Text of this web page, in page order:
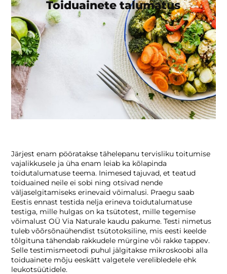
LEIA OMA SUVINE TUGI
VALI TÕHUS OOMEGA-3
BLOGI
KONTAKT
Toitumisnõustamine ja -teraapia
Toidutalumatuse testid
KKK
Toiduainete talumatus
Järjest enam pööratakse tähelepanu tervisliku toitumise
vajalikkusele ja üha enam leiab ka kõlapinda
toidutalumatuse teema. Inimesed tajuvad, et teatud
toiduained neile ei sobi ning otsivad nende
väljaselgitamiseks erinevaid võimalusi. Praegu saab
Eestis ennast testida nelja erineva toidutalumatuse
testiga, mille hulgas on ka tsütotest, mille tegemise
võimalust OÜ Via Naturale kaudu pakume. Testi nimetus
tuleb võõrsõnaühendist tsütotoksiline, mis eesti keelde
tõlgituna tähendab rakkudele mürgine või rakke tappev.
Selle testimismeetodi puhul jälgitakse mikroskoobi alla
toiduainete mõju eeskätt valgetele verelibledele ehk
leukotsüütidele.